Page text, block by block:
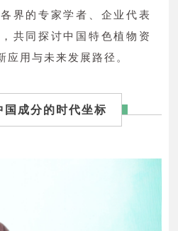
界的专家学者、企业代表
共同探讨中国特色植物资
应用与未来发展路径。
国成分的时代坐标